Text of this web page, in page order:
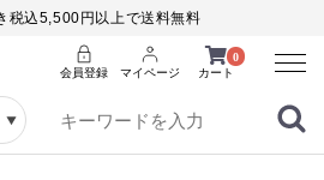
税込5,500円以上で送料無料
0
カート
会員登録 マイページ
Menu